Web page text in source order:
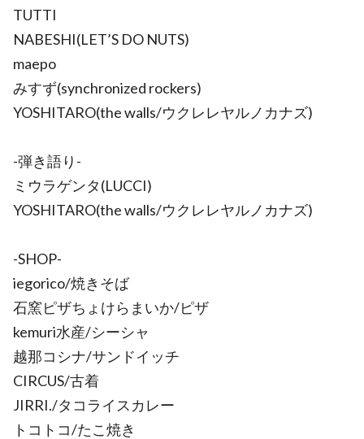
TUTTI
NABESHI(LET’S DO NUTS)
maepo
みすず(synchronized rockers)
YOSHITARO(the walls/ウクレレヤルノカナズ)
-弾き語り-
ミウラゲンタ(LUCCI)
YOSHITARO(the walls/ウクレレヤルノカナズ)
-SHOP-
iegorico/焼きそば
石窯ピザちょけらまいか/ピザ
kemuri水産/シーシャ
越那コシナ/サンドイッチ
CIRCUS/古着
JIRRI./タコライスカレー
トコトコ/たこ焼き